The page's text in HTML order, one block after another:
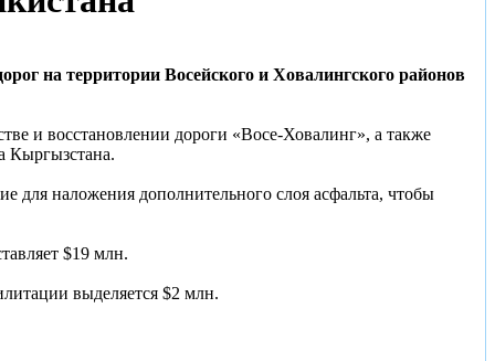
на территории Восейского и Ховалингского районов
и восстановлении дороги «Восе-Ховалинг», а также
Кыргызстана.
для наложения дополнительного слоя асфальта, чтобы
$19 млн.
выделяется $2 млн.